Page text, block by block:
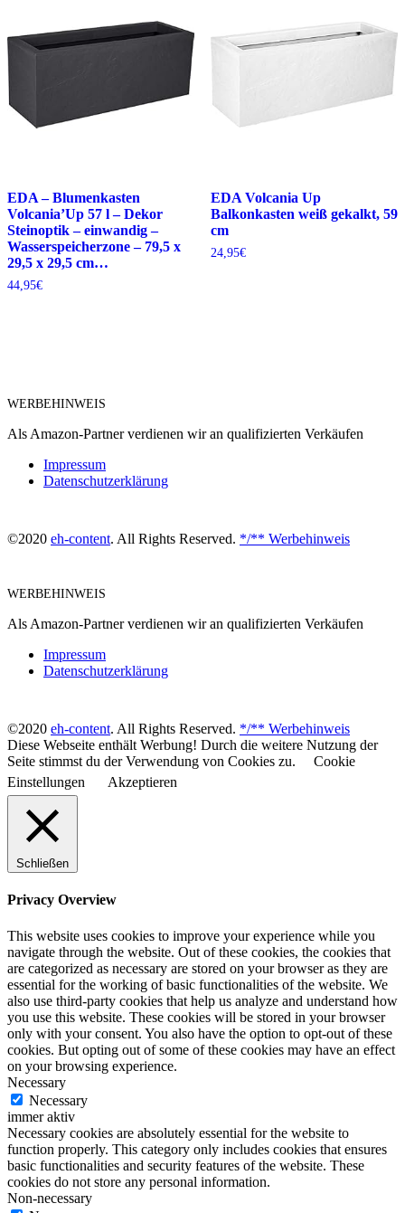
EDA – Blumenkasten
Volcania’Up 57 l – Dekor
Steinoptik – einwandig –
Wasserspeicherzone – 79,5 x
29,5 x 29,5 cm…
44,95€
EDA Volcania Up
Balkonkasten weiß gekalkt, 59
cm
24,95€
WERBEHINWEIS
Als Amazon-Partner verdienen wir an qualifizierten Verkäufen
Impressum
Datenschutzerklärung
©2020 eh-content. All Rights Reserved. */** Werbehinweis
WERBEHINWEIS
Als Amazon-Partner verdienen wir an qualifizierten Verkäufen
Impressum
Datenschutzerklärung
©2020 eh-content. All Rights Reserved. */** Werbehinweis
Diese Webseite enthält Werbung! Durch die weitere Nutzung der
Seite stimmst du der Verwendung von Cookies zu.
Cookie
Einstellungen
Akzeptieren
Schließen
Privacy Overview
This website uses cookies to improve your experience while you
navigate through the website. Out of these cookies, the cookies that
are categorized as necessary are stored on your browser as they are
essential for the working of basic functionalities of the website. We
also use third-party cookies that help us analyze and understand how
you use this website. These cookies will be stored in your browser
only with your consent. You also have the option to opt-out of these
cookies. But opting out of some of these cookies may have an effect
on your browsing experience.
Necessary
Necessary
immer aktiv
Necessary cookies are absolutely essential for the website to
function properly. This category only includes cookies that ensures
basic functionalities and security features of the website. These
cookies do not store any personal information.
Non-necessary